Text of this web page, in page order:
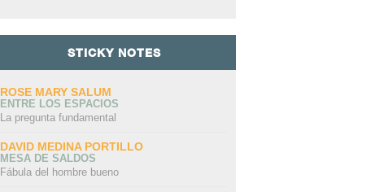
STICKY NOTES
ROSE MARY SALUM
ENTRE LOS ESPACIOS
La pregunta fundamental
DAVID MEDINA PORTILLO
MESA DE SALDOS
Fábula del hombre bueno